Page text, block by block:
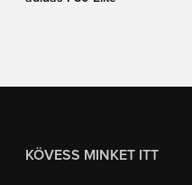
KÖVESS MINKET ITT